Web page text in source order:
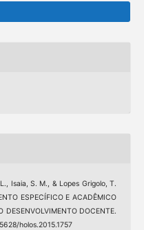
Isaia, S. M., & Lopes Grigolo, T.
ESPECÍFICO E ACADÊMICO
DOCENTE.
holos.2015.1757